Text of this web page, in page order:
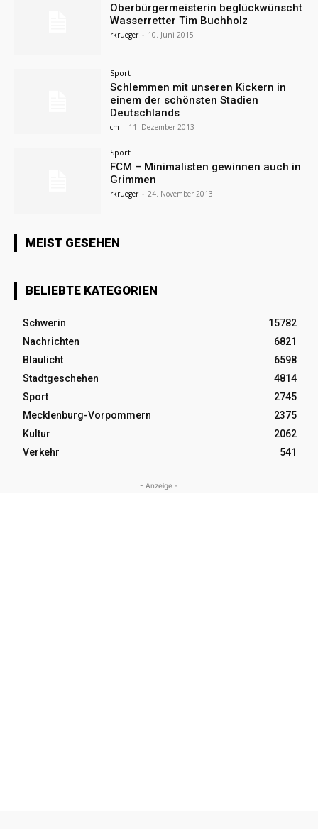
Oberbürgermeisterin beglückwünscht
Wasserretter Tim Buchholz
rkrueger - 10. Juni 2015
Sport
Schlemmen mit unseren Kickern in
einem der schönsten Stadien
Deutschlands
cm - 11. Dezember 2013
Sport
FCM – Minimalisten gewinnen auch in
Grimmen
rkrueger - 24. November 2013
MEIST GESEHEN
BELIEBTE KATEGORIEN
Schwerin
15782
Nachrichten
6821
Blaulicht
6598
Stadtgeschehen
4814
Sport
2745
Mecklenburg-Vorpommern
2375
Kultur
2062
Verkehr
541
- Anzeige -